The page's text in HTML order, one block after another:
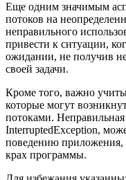
Еще одним значимым
потоков на
неправильного
привести к ситуации,
ожидании, не получив
своей задачи.
Кроме того, важно
которые могут
потоками.
InterruptedException,
поведению
крах программы.